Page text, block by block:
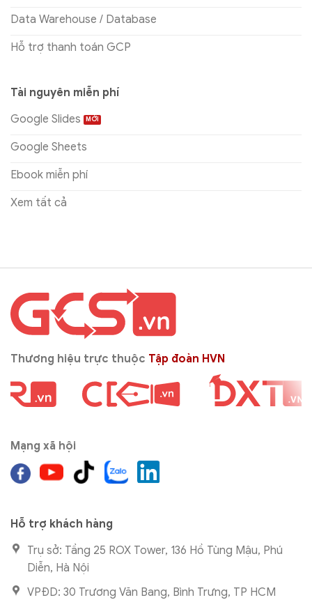
Data Warehouse / Database
Hỗ trợ thanh toán GCP
Tài nguyên miễn phí
Google Slides
Google Sheets
Ebook miễn phí
Xem tất cả
Thương hiệu trực thuộc Tập đoàn HVN
Mạng xã hội
Hỗ trợ khách hàng
Trụ sở: Tầng 25 ROX Tower, 136 Hồ Tùng Mậu, Phú
Diễn, Hà Nội
VPĐD: 30 Trương Văn Bang, Bình Trưng, TP HCM